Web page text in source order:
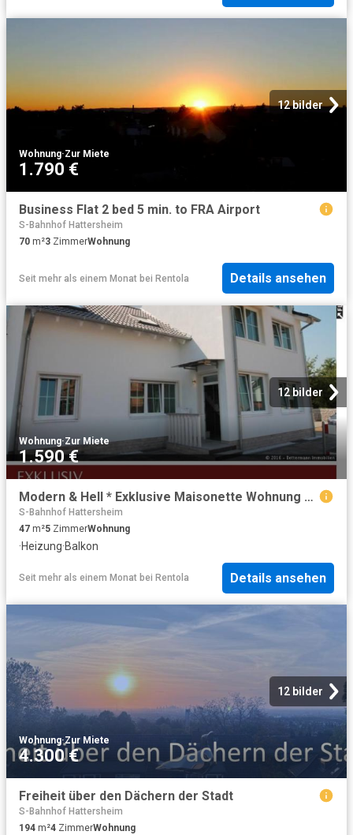
12 bilder
Wohnung·Zur Miete
1.790 €
Business Flat 2 bed 5 min. to FRA Airport
S-Bahnhof Hattersheim
70 m²3 ZimmerWohnung
Seit mehr als einem Monat bei Rentola Details ansehen
12 bilder
Wohnung·Zur Miete
1.590 €
Modern & Hell * Exklusive Maisonette Wohnung auf 110m² mit 2 Balkonen
S-Bahnhof Hattersheim
47 m²5 ZimmerWohnung
·Heizung·Balkon
Seit mehr als einem Monat bei Rentola Details ansehen
12 bilder
Wohnung·Zur Miete
4.300 €
Freiheit über den Dächern der Stadt
S-Bahnhof Hattersheim
194 m²4 ZimmerWohnung